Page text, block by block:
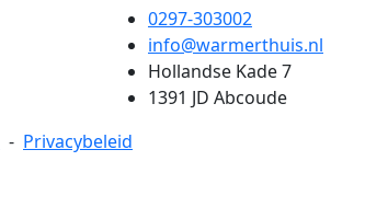
0297-303002
info@warmerthuis.nl
Hollandse Kade 7
1391 JD Abcoude
- Privacybeleid